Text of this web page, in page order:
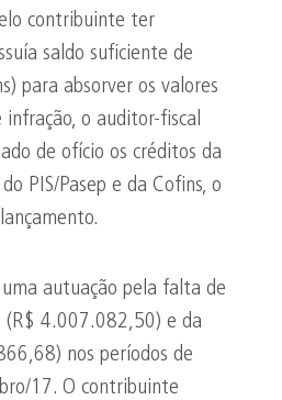
contribuinte ter
saldo suficiente de
para absorver os valores
infração, o auditor-fiscal
de ofício os créditos da
PIS/Pasep e da Cofins, o
autuação pela falta de
(R$ 4.007.082,50) e da
nos períodos de
17. O contribuinte